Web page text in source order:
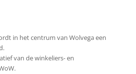
in het centrum van Wolvega een
van de winkeliers- en